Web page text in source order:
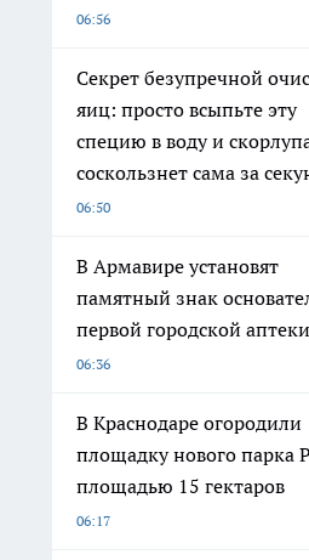
06:56
Секрет безупречной
яиц: просто всыпьте эту
специю в воду и
соскользнет сама за
06:50
В Армавире установят
памятный знак
первой городской аптеки
06:36
В Краснодаре огородили
площадку нового парка
площадью 15 гектаров
06:17